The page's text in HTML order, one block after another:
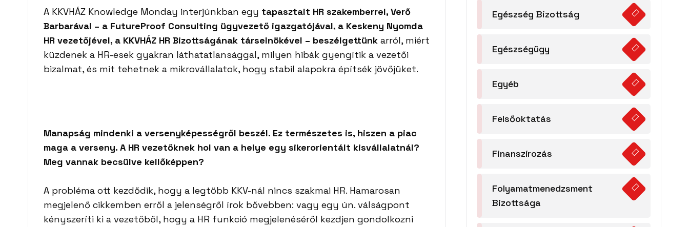
A KKVHÁZ Knowledge Monday interjúnkban egy tapasztalt HR szakemberrel, Verő
Barbarával – a FutureProof Consulting ügyvezető igazgatójával, a Keskeny Nyomda
HR vezetőjével, a KKVHÁZ HR Bizottságának társelnökével – beszélgettünk arról, miért
küzdenek a HR-esek gyakran láthatatlansággal, milyen hibák gyengítik a vezetői
bizalmat, és mit tehetnek a mikrovállalatok, hogy stabil alapokra építsék jövőjüket.
Manapság mindenki a versenyképességről beszél. Ez természetes is, hiszen a piac
maga a verseny. A HR vezetőknek hol van a helye egy sikerorientált kisvállalatnál?
Meg vannak becsülve kellőképpen?
A probléma ott kezdődik, hogy a legtöbb KKV-nál nincs szakmai HR. Hamarosan
megjelenő cikkemben erről a jelenségről írok bővebben: vagy egy ún. válságpont
kényszeríti ki a vezetőből, hogy a HR funkció megjelenéséről kezdjen gondolkozni
Egészség Bizottság
Egészségügy
Egyéb
Felsőoktatás
Finanszírozás
Folyamatmenedzsment
Bizottsága